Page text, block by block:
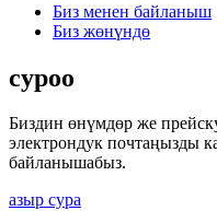
Биз менен байланыш
Биз жөнүндө
суроо
Биздин өнүмдөр же
электрондук почтаңызды
байланышабыз.
азыр сура